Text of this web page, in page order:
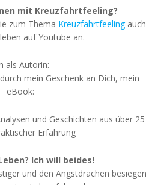
mit Kreuzfahrtfeeling?
zum Thema Kreuzfahrtfeelingauch
auf Youtube an.
als Autorin:
mein Geschenk an Dich, mein
eBook:
und Geschichten aus über 25
Erfahrung
Ich will beides!
und den Angstdrachen besiegen